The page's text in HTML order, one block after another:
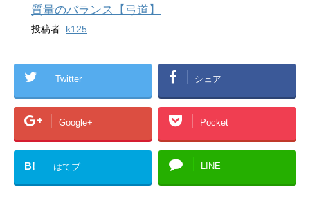
質量のバランス【弓道】
投稿者: k125
Twitter シェア
Google+ Pocket
B! はてブ LINE